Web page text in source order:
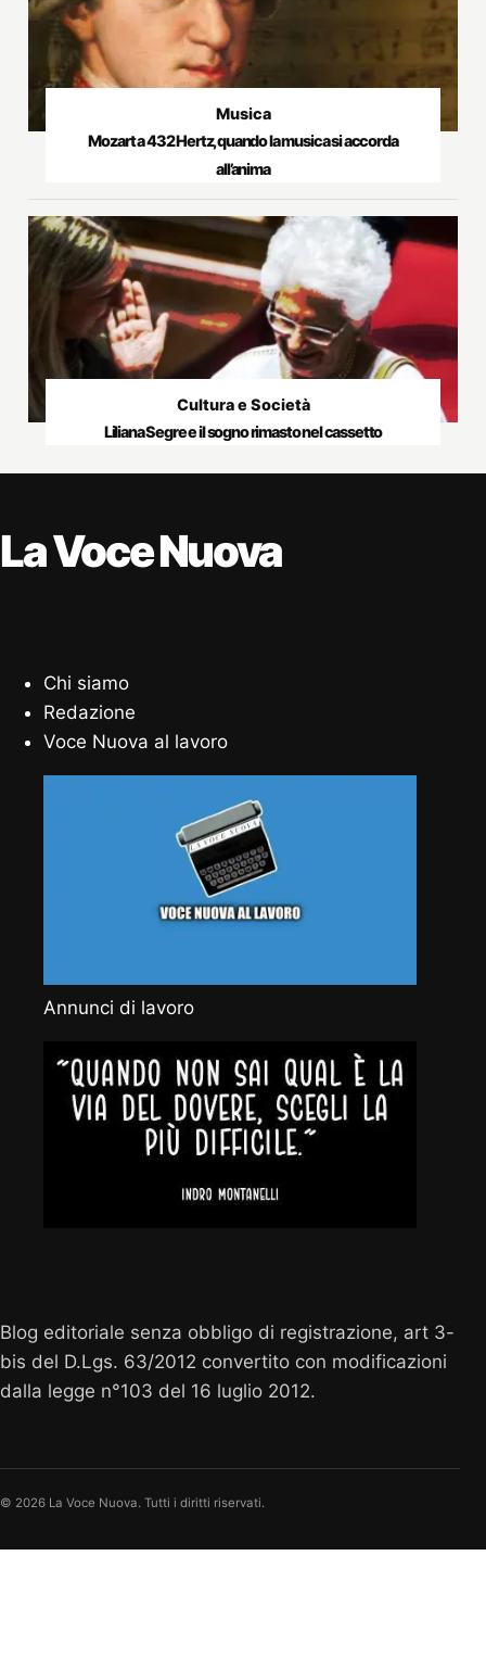
Musica
Mozart a 432 Hertz, quando la musica si accorda
all’anima
Cultura e Società
Liliana Segre e il sogno rimasto nel cassetto
La Voce Nuova
Chi siamo
Redazione
Voce Nuova al lavoro
Annunci di lavoro
Blog editoriale senza obbligo di registrazione, art 3-
bis del D.Lgs. 63/2012 convertito con modificazioni
dalla legge n°103 del 16 luglio 2012.
© 2026 La Voce Nuova. Tutti i diritti riservati.